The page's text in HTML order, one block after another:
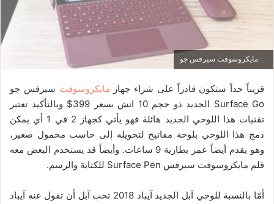
مايكروسوفت سيرفس جو
قريباً جداً ستكون قادراً على شراء جهاز مايكروسوفت سيرفس جو
Surface Go الجديد ذو حجم 10 انش بسعر 399$ وبالتأكيد تعتبر
تقنيات هذا اللوحي الجديد هائلة فهو يأتي كجهاز 2 في 1 أي يمكن
دمج هذا اللوحي بلوحة مفاتيح لتحويله إلى حاسب محمول صغير،
وهو يقدم أيضاً عمر بطارية 9 ساعات. وأيضاً قد يستخدم البعض معه
قلم مايكروسوفت سيرفس Surface Pen للكتابة والرسم.
أمّا بالنسبة للوحي آبل الجديد آيباد 2018 تحب آبل أن تقول عنه آيباد